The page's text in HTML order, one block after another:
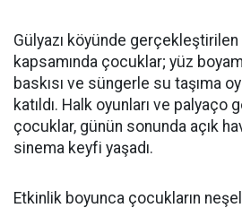
Gülyazı köyünde
kapsamında çocuklar; yüz
baskısı ve süngerle su taşıma
katıldı. Halk oyunları ve
çocuklar, günün sonunda açık
sinema keyfi yaşadı.
Etkinlik boyunca çocukların